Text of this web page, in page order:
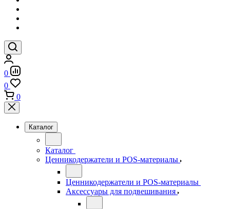
0
0
0
Каталог
Каталог
Ценникодержатели и POS-материалы
Ценникодержатели и POS-материалы
Аксессуары для подвешивания